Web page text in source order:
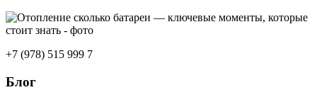
+7 (978) 515 999 7
Блог